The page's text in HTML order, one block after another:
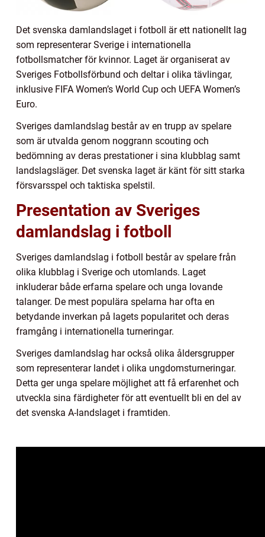
Det svenska damlandslaget i fotboll är ett nationellt lag
som representerar Sverige i internationella
fotbollsmatcher för kvinnor. Laget är organiserat av
Sveriges Fotbollsförbund och deltar i olika tävlingar,
inklusive FIFA Women’s World Cup och UEFA Women’s
Euro.
Sveriges damlandslag består av en trupp av spelare
som är utvalda genom noggrann scouting och
bedömning av deras prestationer i sina klubblag samt
landslagsläger. Det svenska laget är känt för sitt starka
försvarsspel och taktiska spelstil.
Presentation av Sveriges
damlandslag i fotboll
Sveriges damlandslag i fotboll består av spelare från
olika klubblag i Sverige och utomlands. Laget
inkluderar både erfarna spelare och unga lovande
talanger. De mest populära spelarna har ofta en
betydande inverkan på lagets popularitet och deras
framgång i internationella turneringar.
Sveriges damlandslag har också olika åldersgrupper
som representerar landet i olika ungdomsturneringar.
Detta ger unga spelare möjlighet att få erfarenhet och
utveckla sina färdigheter för att eventuellt bli en del av
det svenska A-landslaget i framtiden.